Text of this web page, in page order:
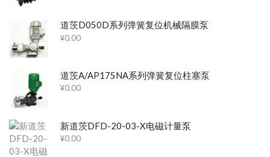
道茨D050D系列弹簧复位机械隔膜泵
¥0.00
道茨A/AP175NA系列弹簧复位柱塞泵
¥0.00
新道茨DFD-20-03-X电磁计量泵
¥0.00